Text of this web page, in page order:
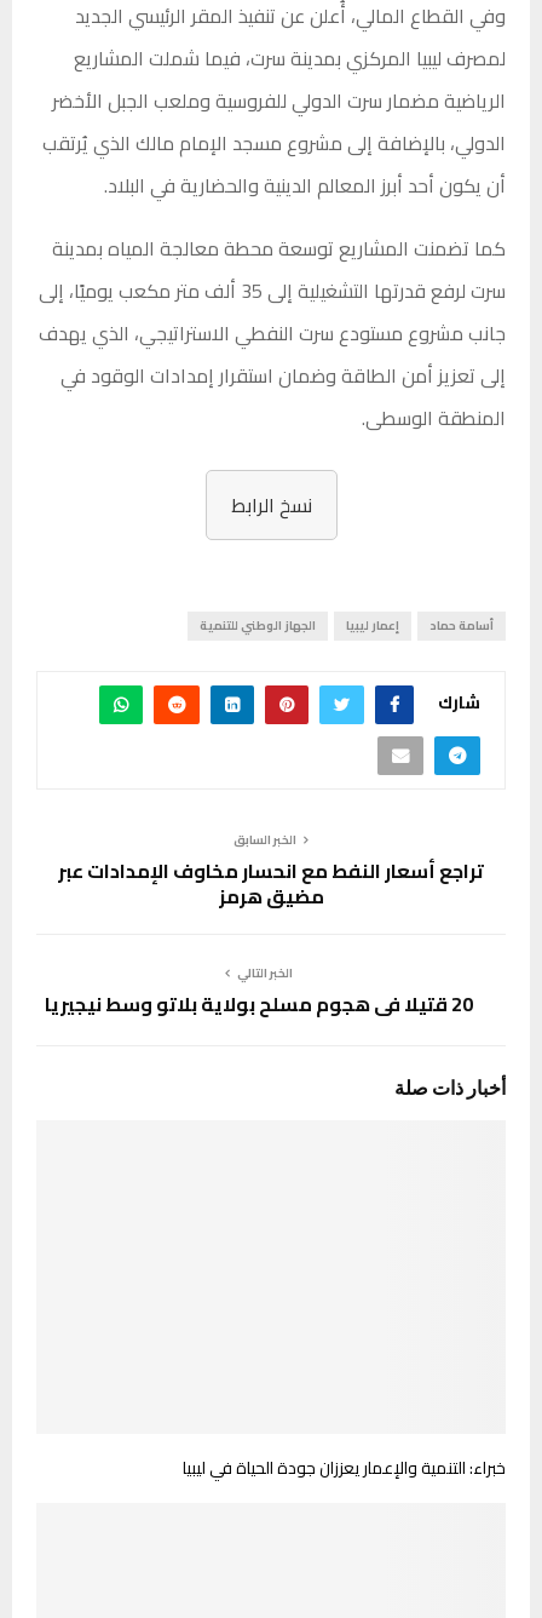
وفي القطاع المالي، أُعلن عن تنفيذ المقر الرئيسي الجديد
لمصرف ليبيا المركزي بمدينة سرت، فيما شملت المشاريع
الرياضية مضمار سرت الدولي للفروسية وملعب الجبل الأخضر
الدولي، بالإضافة إلى مشروع مسجد الإمام مالك الذي يُرتقب
أن يكون أحد أبرز المعالم الدينية والحضارية في البلاد.
كما تضمنت المشاريع توسعة محطة معالجة المياه بمدينة
سرت لرفع قدرتها التشغيلية إلى 35 ألف متر مكعب يوميًا، إلى
جانب مشروع مستودع سرت النفطي الاستراتيجي، الذي يهدف
إلى تعزيز أمن الطاقة وضمان استقرار إمدادات الوقود في
المنطقة الوسطى.
نسخ الرابط
أسامة حماد إعمار ليبيا الجهاز الوطني للتنمية
شارك
الخبر السابق
تراجع أسعار النفط مع انحسار مخاوف الإمدادات عبر
مضيق هرمز
الخبر التالي
20 قتيلا في هجوم مسلح بولاية بلاتو وسط نيجيريا
أخبار ذات صلة
خبراء: التنمية والإعمار يعززان جودة الحياة في ليبيا